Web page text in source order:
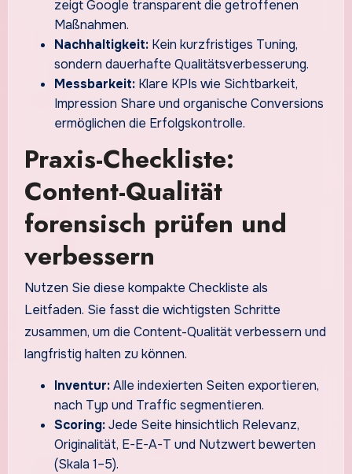
zeigt Google transparent die getroffenen
Maßnahmen.
Nachhaltigkeit:Kein kurzfristiges Tuning,
sondern dauerhafte Qualitätsverbesserung.
Messbarkeit:Klare KPIs wie Sichtbarkeit,
Impression Share und organische Conversions
ermöglichen die Erfolgskontrolle.
Praxis-Checkliste:
Content-Qualität
forensisch prüfen und
verbessern
Nutzen Sie diese kompakte Checkliste als
Leitfaden. Sie fasst die wichtigsten Schritte
zusammen, um die Content-Qualität verbessern und
langfristig halten zu können.
Inventur:Alle indexierten Seiten exportieren,
nach Typ und Traffic segmentieren.
Scoring:Jede Seite hinsichtlich Relevanz,
Originalität, E-E-A-T und Nutzwert bewerten
(Skala 1–5).